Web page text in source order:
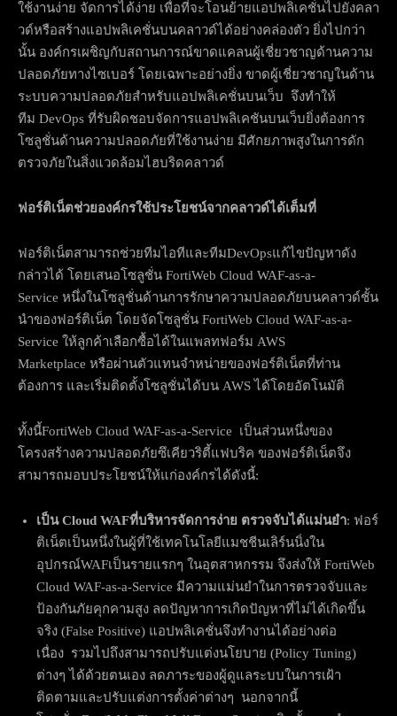
ใช้งานง่าย จัดการได้ง่าย เพื่อที่จะโอนย้ายแอปพลิเคชั่นไปยังคลา
วด์หรือสร้างแอปพลิเคชั่นบนคลาวด์ได้อย่างคล่องตัว ยิ่งไปกว่า
นั้น องค์กรเผชิญกับสถานการณ์ขาดแคลนผู้เชี่ยวชาญด้านความ
ปลอดภัยทางไซเบอร์ โดยเฉพาะอย่างยิ่ง ขาดผู้เชี่ยวชาญในด้าน
ระบบความปลอดภัยสำหรับแอปพลิเคชั่นบนเว็บ จึงทำให้
ทีม DevOps ที่รับผิดชอบจัดการแอปพลิเคชันบนเว็บยิ่งต้องการ
โซลูชั่นด้านความปลอดภัยที่ใช้งานง่าย มีศักยภาพสูงในการดัก
ตรวจภัยในสิ่งแวดล้อมไฮบริดคลาวด์
ฟอร์ติเน็ตช่วยองค์กรใช้ประโยชน์จากคลาวด์ได้เต็มที่
ฟอร์ติเน็ตสามารถช่วยทีมไอทีและทีมDevOpsแก้ไขปัญหาดัง
กล่าวได้ โดยเสนอโซลูชั่น FortiWeb Cloud WAF-as-a-
Service หนึ่งในโซลูชั่นด้านการรักษาความปลอดภัยบนคลาวด์ชั้น
นำของฟอร์ติเน็ต โดยจัดโซลูชั่น FortiWeb Cloud WAF-as-a-
Service ให้ลูกค้าเลือกซื้อได้ในแพลทฟอร์ม AWS
Marketplace หรือผ่านตัวแทนจำหน่ายของฟอร์ติเน็ตที่ท่าน
ต้องการ และเริ่มติดตั้งโซลูชั่นได้บน AWS ได้โดยอัตโนมัติ
ทั้งนี้FortiWeb Cloud WAF-as-a-Service เป็นส่วนหนึ่งของ
โครงสร้างความปลอดภัยซึเคียวริตี้แฟบริค ของฟอร์ติเน็ตจึง
สามารถมอบประโยชน์ให้แก่องค์กรได้ดังนี้:
เป็นCloud WAFที่บริหารจัดการง่าย ตรวจจับได้แม่นยำ: ฟอร์
ติเน็ตเป็นหนึ่งในผู้ที่ใช้เทคโนโลยีแมชชีนเลิร์นนิ่งใน
อุปกรณ์WAFเป็นรายแรกๆ ในอุตสาหกรรม จึงส่งให้ FortiWeb
Cloud WAF-as-a-Service มีความแม่นยำในการตรวจจับและ
ป้องกันภัยคุกคามสูง ลดปัญหาการเกิดปัญหาที่ไม่ได้เกิดขึ้น
จริง (False Positive) แอปพลิเคชั่นจึงทำงานได้อย่างต่อ
เนื่อง รวมไปถึงสามารถปรับแต่งนโยบาย (Policy Tuning)
ต่างๆ ได้ด้วยตนเอง ลดภาระของผู้ดูแลระบบในการเฝ้า
ติดตามและปรับแต่งการตั้งค่าต่างๆ นอกจากนี้